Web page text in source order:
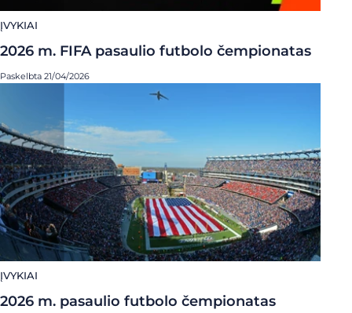
ĮVYKIAI
2026 m. FIFA pasaulio futbolo čempionatas
Paskelbta 21/04/2026
ĮVYKIAI
2026 m. pasaulio futbolo čempionatas